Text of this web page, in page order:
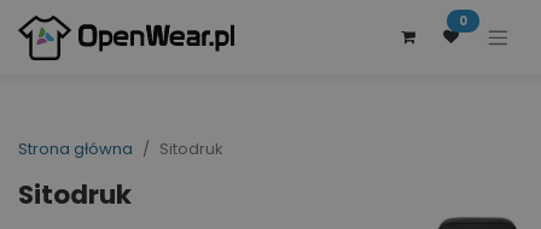
0
Strona główna Sitodruk
Sitodruk